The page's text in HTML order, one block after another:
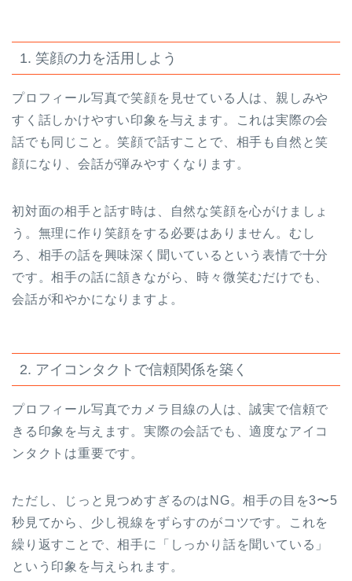
1. 笑顔の力を活用しよう
プロフィール写真で笑顔を見せている人は、親しみや
すく話しかけやすい印象を与えます。これは実際の会
話でも同じこと。笑顔で話すことで、相手も自然と笑
顔になり、会話が弾みやすくなります。
初対面の相手と話す時は、自然な笑顔を心がけましょ
う。無理に作り笑顔をする必要はありません。むし
ろ、相手の話を興味深く聞いているという表情で十分
です。相手の話に頷きながら、時々微笑むだけでも、
会話が和やかになりますよ。
2. アイコンタクトで信頼関係を築く
プロフィール写真でカメラ目線の人は、誠実で信頼で
きる印象を与えます。実際の会話でも、適度なアイコ
ンタクトは重要です。
ただし、じっと見つめすぎるのはNG。相手の目を3〜5
秒見てから、少し視線をずらすのがコツです。これを
繰り返すことで、相手に「しっかり話を聞いている」
という印象を与えられます。